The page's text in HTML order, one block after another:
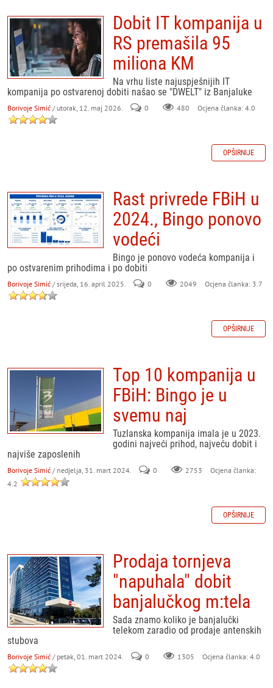
Dobit IT kompanija u
RS premašila 95
miliona KM
Na vrhu liste najuspješnijih IT
kompanija po ostvarenoj dobiti našao se "DWELT" iz Banjaluke
Borivoje Simić / utorak, 12. maj 2026. 0 480 Ocjena članka: 4.0
OPŠIRNIJE
Rast privrede FBiH u
2024., Bingo ponovo
vodeći
Bingo je ponovo vodeća kompanija i
po ostvarenim prihodima i po dobiti
Borivoje Simić / srijeda, 16. april 2025. 0 2049 Ocjena članka: 3.7
OPŠIRNIJE
Top 10 kompanija u
FBiH: Bingo je u
svemu naj
Tuzlanska kompanija imala je u 2023.
godini najveći prihod, najveću dobit i
najviše zaposlenih
Borivoje Simić / nedjelja, 31. mart 2024. 0 2753
Ocjena članka:
4.2
OPŠIRNIJE
Prodaja tornjeva
"napuhala" dobit
banjalučkog m:tela
Sada znamo koliko je banjalučki
telekom zaradio od prodaje antenskih
stubova
Borivoje Simić / petak, 01. mart 2024. 0 1305 Ocjena članka: 4.0